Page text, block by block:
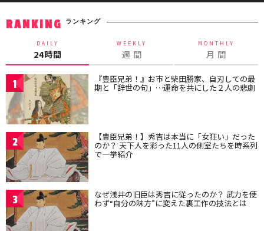
RANKING ランキング
DAILY
24時間
WEEKLY
週 間
MONTHLY
月 間
1 『豊臣兄弟！』お市と柴田勝家、自刃しての最
期と「辞世の句」…運命を共にした２人の悲劇
2 【豊臣兄弟！】秀吉は本当に「女狂い」だった
のか？ 天下人を彩った11人の側室たちを時系列
で一挙紹介
3 なぜ浅井の旧臣は秀吉に従ったのか？ 武力を使
わず“自分の味方”に変えた裏工作の技法とは